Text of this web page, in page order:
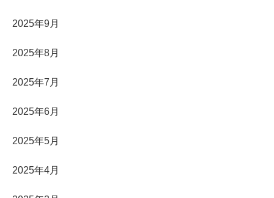
2025年9月
2025年8月
2025年7月
2025年6月
2025年5月
2025年4月